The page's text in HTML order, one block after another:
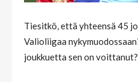
Tiesitkö, että yhteensä 45
Valioliigaa
joukkuetta sen on voittanut?